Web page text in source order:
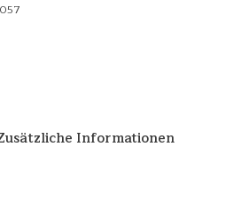
Informationen